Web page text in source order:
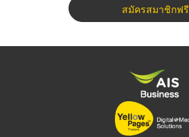
สมัครสมาชิกฟรี